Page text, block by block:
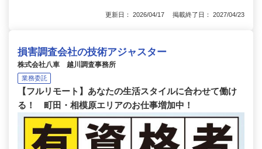
更新日： 2026/04/17 掲載終了日： 2027/04/23
損害調査会社の技術アジャスター
株式会社八車 越川調査事務所
業務委託
【フルリモート】あなたの生活スタイルに合わせて働け
る！ 町田・相模原エリアのお仕事増加中！